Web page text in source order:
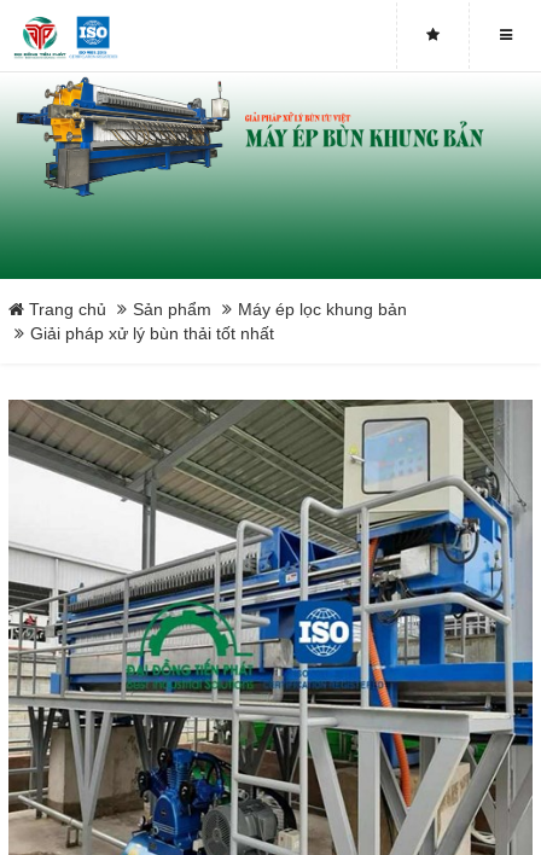
Close
Trang chủ Sản phẩm
Máy ép lọc khung bản
Giải pháp xử lý bùn thải tốt nhất